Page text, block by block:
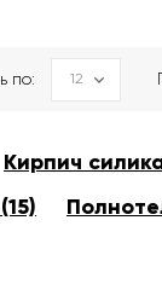
по:
Кирпич